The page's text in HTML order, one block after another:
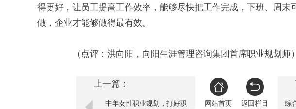
得更好，让员工提高工作效率，能够尽快把工作完成，下班、周末
做，企业才能够做得最有效。
（点评：洪向阳，向阳生涯管理咨询集团首席职业规划师）
上一篇：
中年女性职业规划，打好职
网站首页 返回栏目
综